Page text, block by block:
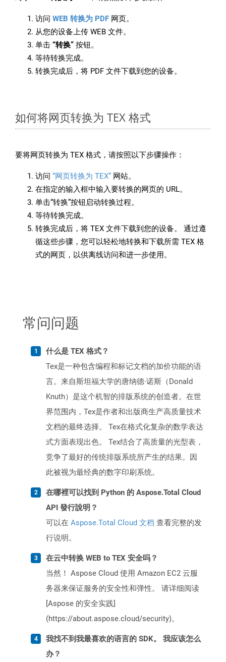
访问 WEB 转换为 PDF 网页。
从您的设备上传 WEB 文件。
单击 “转换” 按钮。
等待转换完成。
转换完成后，将 PDF 文件下载到您的设备。
如何将网页转换为 TEX 格式
要将网页转换为 TEX 格式，请按照以下步骤操作：
访问 “网页转换为 TEX” 网站。
在指定的输入框中输入要转换的网页的 URL。
单击“转换”按钮启动转换过程。
等待转换完成。
转换完成后，将 TEX 文件下载到您的设备。 通过遵
循这些步骤，您可以轻松地转换和下载所需 TEX 格
式的网页，以供离线访问和进一步使用。
常问问题
什么是 TEX 格式？
Tex是一种包含编程和标记文档的加价功能的语
言。来自斯坦福大学的唐纳德·诺斯（Donald
Knuth）是这个机智的排版系统的创造者。在世
界范围内，Tex是作者和出版商生产高质量技术
文档的最终选择。 Tex在格式化复杂的数学表达
式方面表现出色。 Tex结合了高质量的光型表，
竞争了最好的传统排版系统所产生的结果。因
此被视为最经典的数字印刷系统。
在哪裡可以找到 Python 的 Aspose.Total Cloud
API 發行說明？
可以在 Aspose.Total Cloud 文档 查看完整的发
行说明。
在云中转换 WEB to TEX 安全吗？
当然！ Aspose Cloud 使用 Amazon EC2 云服
务器来保证服务的安全性和弹性。 请详细阅读
[Aspose 的安全实践]
(https://about.aspose.cloud/security)。
我找不到我最喜欢的语言的 SDK。 我应该怎么
办？